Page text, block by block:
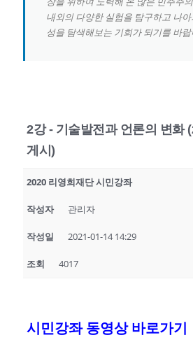
내외의 다양한 실험을 탐구하고 나
성을 탐색해보는 기회가 되기를 바랍
2강 - 기술발전과 언론의 변화
게시)
2020 리영희재단 시민강좌
작성자 관리자
작성일 2021-01-14 14:29
조회 4017
시민강좌 동영상 바로가기